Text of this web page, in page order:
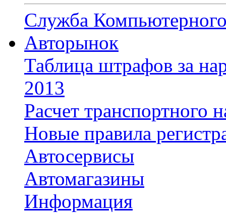
Служба
Авторынок
Таблица штрафов за
2013
Расчет транспортного
Новые правила
Автосервисы
Автомагазины
Информация